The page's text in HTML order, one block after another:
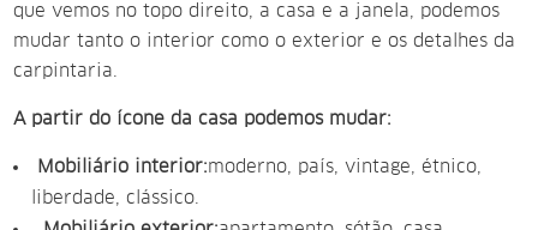
que vemos no topo direito, a casa e a janela, podemos
mudar tanto o interior como o exterior e os detalhes da
carpintaria.
A partir do ícone da casa podemos mudar:
Mobiliário interior:moderno, país, vintage, étnico,
liberdade, clássico.